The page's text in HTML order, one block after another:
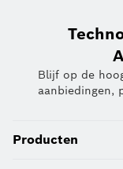
Blijf op de
aanbiedingen,
Producten